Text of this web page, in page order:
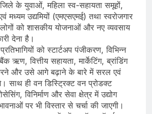
जिले के युवाओं, महिला स्व-सहायता समूहों,
मध्यम उद्यमियों (एमएसएमई) तथा स्वरोजगार
को शासकीय योजनाओं और नए व्यवसाय
देना है।
को स्टार्टअप पंजीकरण, विभिन्न
ऋण, वित्तीय सहायता, मार्केटिंग, ब्रांडिंग
और उसे आगे बढ़ाने के बारे में सरल एवं
साथ ही वन डिस्ट्रिक्ट वन प्रोडक्ट
विनिर्माण और सेवा क्षेत्र में उद्योग
पर भी विस्तार से चर्चा की जाएगी।